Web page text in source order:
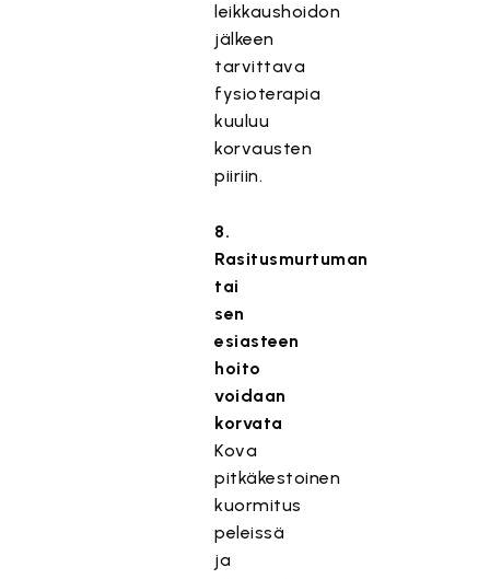
leikkaushoidon
jälkeen
tarvittava
fysioterapia
kuuluu
korvausten
piiriin.
8.
Rasitusmurtuman
tai
sen
esiasteen
hoito
voidaan
korvata
Kova
pitkäkestoinen
kuormitus
peleissä
ja